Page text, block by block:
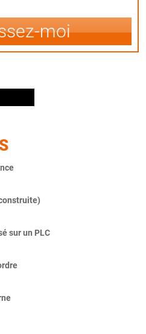
moi
sur un PLC